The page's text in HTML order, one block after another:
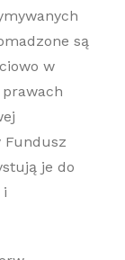
są
w
prawach
Fundusz
je do
i